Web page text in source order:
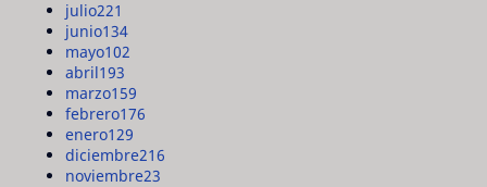
julio221
junio134
mayo102
abril193
marzo159
febrero176
enero129
diciembre216
noviembre23